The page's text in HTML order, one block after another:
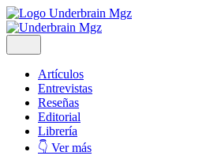
Artículos
Entrevistas
Reseñas
Editorial
Librería
👇 Ver más